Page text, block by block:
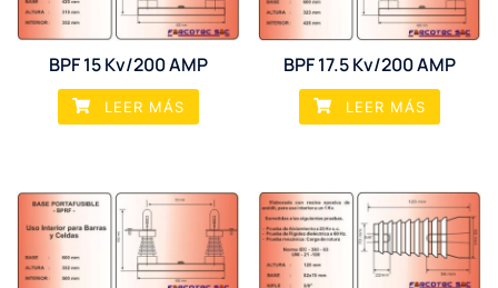
BPF 15 Kv/200 AMP
LEER MÁS
BPF 17.5 Kv/200 AMP
LEER MÁS